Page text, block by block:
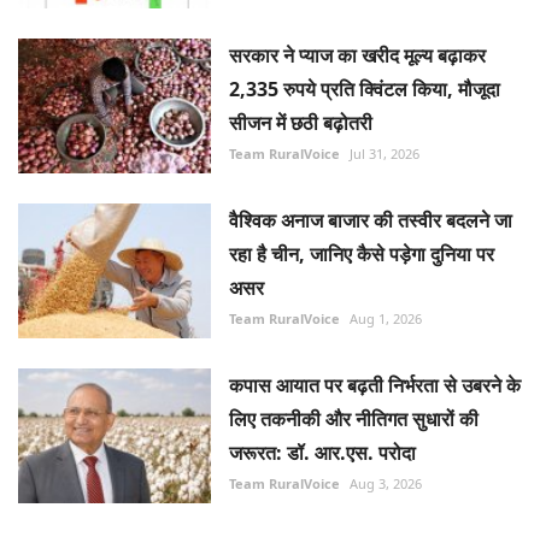
सरकार ने प्याज का खरीद मूल्य बढ़ाकर
2,335 रुपये प्रति क्विंटल किया, मौजूदा
सीजन में छठी बढ़ोतरी
Team RuralVoice Jul 31, 2026
वैश्विक अनाज बाजार की तस्वीर बदलने जा
रहा है चीन, जानिए कैसे पड़ेगा दुनिया पर
असर
Team RuralVoice Aug 1, 2026
कपास आयात पर बढ़ती निर्भरता से उबरने के
लिए तकनीकी और नीतिगत सुधारों की
जरूरत: डॉ. आर.एस. परोदा
Team RuralVoice Aug 3, 2026